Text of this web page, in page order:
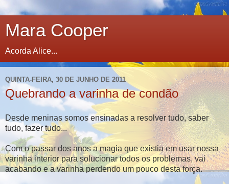
Mara Cooper
Acorda Alice...
QUINTA-FEIRA, 30 DE JUNHO DE 2011
Quebrando a varinha de condão
Desde meninas somos ensinadas a resolver tudo, saber
tudo, fazer tudo...
Com o passar dos anos a magia que existia em usar nossa
varinha interior para solucionar todos os problemas, vai
acabando e a varinha perdendo um pouco desta força.